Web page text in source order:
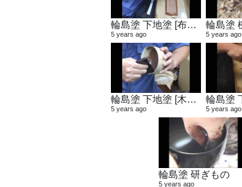
5 years ago 5 years ago
輪島塗 下地塗 [木地固め]
5 years ago 5 years ago
輪島塗 研ぎもの
5 years ago